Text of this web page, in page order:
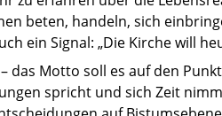
beten, handeln, sich
ein Signal: „Die Kirche will
– das Motto soll es auf den
spricht und sich Zeit